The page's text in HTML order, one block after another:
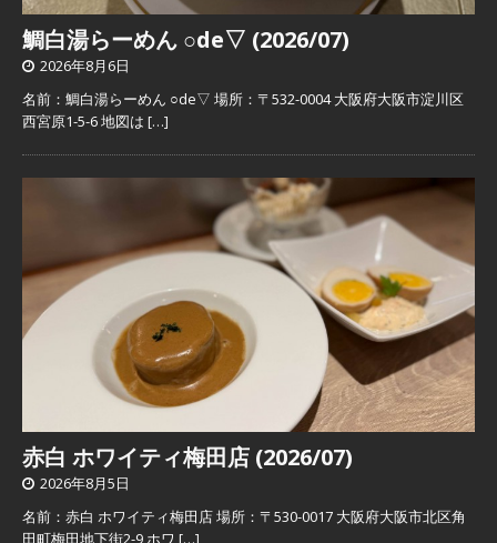
鯛白湯らーめん ○de▽ (2026/07)
2026年8月6日
名前：鯛白湯らーめん ○de▽ 場所：〒532-0004 大阪府大阪市淀川区
西宮原1-5-6 地図は […]
赤白 ホワイティ梅田店 (2026/07)
2026年8月5日
名前：赤白 ホワイティ梅田店 場所：〒530-0017 大阪府大阪市北区角
田町梅田地下街2-9 ホワ […]